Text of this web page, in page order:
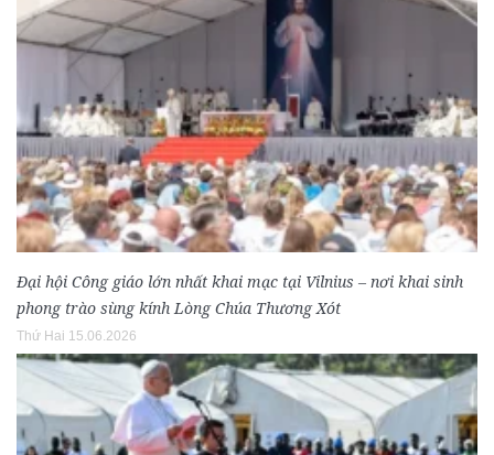
Đại hội Công giáo lớn nhất khai mạc tại Vilnius – nơi khai sinh
phong trào sùng kính Lòng Chúa Thương Xót
Thứ Hai 15.06.2026